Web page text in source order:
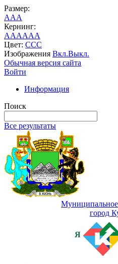
Размер:
AAA
Кернинг:
AAAAAA
Цвет: CCC
Изображения Вкл.Выкл.
Обычная версия сайта
Войти
Информация
Поиск
Все результаты
Муниципальное
город
Я